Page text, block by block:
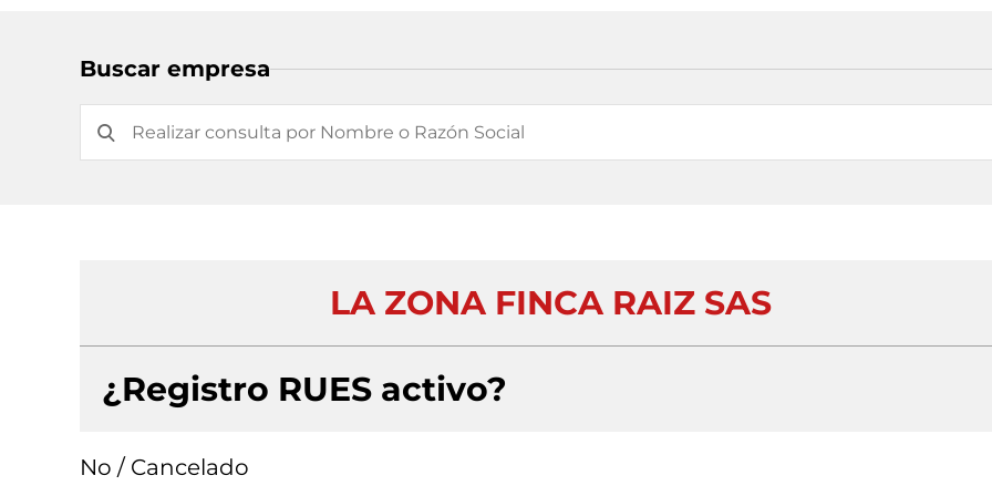
Buscar empresa
LA ZONA FINCA RAIZ SAS
¿Registro RUES activo?
No / Cancelado